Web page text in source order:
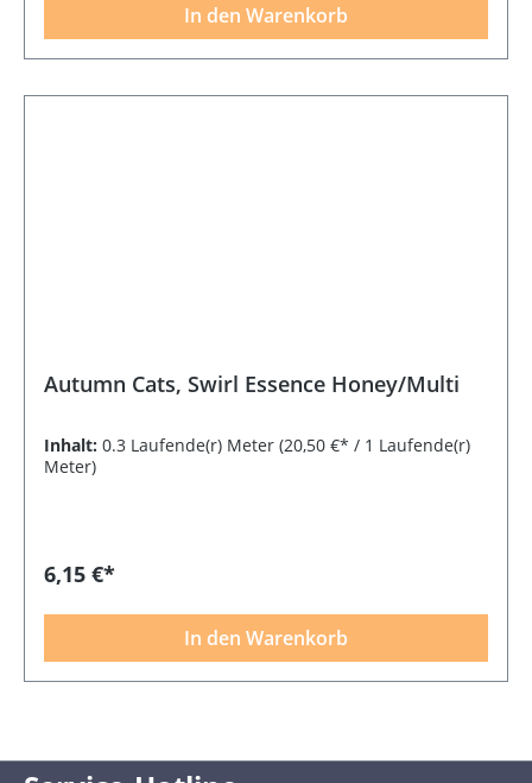
In den Warenkorb
Autumn Cats, Swirl Essence Honey/Multi
Inhalt: 0.3 Laufende(r) Meter (20,50 €* / 1 Laufende(r)
Meter)
6,15 €*
In den Warenkorb